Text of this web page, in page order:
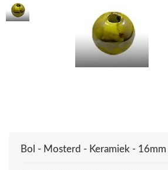
Bol - Mosterd - Keramiek - 16mm